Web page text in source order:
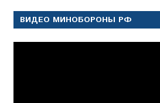
ВИДЕО МИНОБОРОНЫ РФ